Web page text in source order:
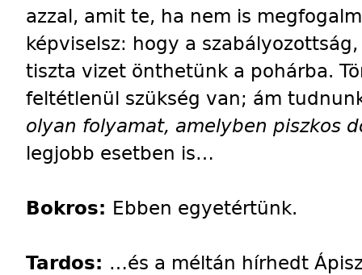
azzal, amit te, ha nem is
képviselsz: hogy a
tiszta vizet önthetünk a pohárba.
feltétlenül szükség van; ám
olyan folyamat, amelyben piszkos
legjobb esetben is…
Bokros: Ebben egyetértünk.
Tardos: …és a méltán hírhedt